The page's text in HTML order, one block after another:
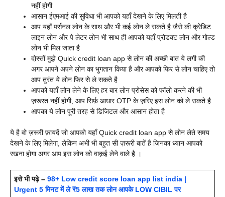
नहीं होगी
आसान ईएमआई की सुविधा भी आपको यहाँ देखने के लिए मिलती है
आप यहाँ पर्सनल लोन के साथ और भी कई लोन ले सकते है जैसे की क्रेडिट
लाइन लोन और पे लेटर लोन भी साथ ही आपको यहाँ प्रोडक्ट लोन और गोल्ड
लोन भी मिल जाता है
दोस्तों मुझे Quick credit loan app से लोन की अच्छी बात ये लगी की
अगर आपने अपने लोन का भुगतान किया है और आपको फिर से लोन चाहिए तो
आप तुरंत ये लोन फिर से ले सकते है
आपको यहाँ लोन लेने के लिए हर बार लोन प्रोसेस को फॉलो करने की भी
ज़रूरत नहीं होगी, आप सिर्फ़ आधार OTP के ज़रिए इस लोन को ले सकते है
आपका ये लोन पूरी तरह से डिजिटल और आसान होता है
ये है वो ज़रूरी फ़ायदें जो आपको यहाँQuick credit loan app से लोन लेते समय
देखने के लिए मिलेगा, लेकिन अभी भी बहुत सी ज़रूरी बातें है जिनका ध्यान आपको
रखना होगा अगर आप इस लोन को वाक़ई लेने वाले है ।
इसे भी पढ़े – 98+ Low credit score loan app list india |
Urgent 5 मिनट में ले ₹5 लाख तक लोन आपके LOW CIBIL पर